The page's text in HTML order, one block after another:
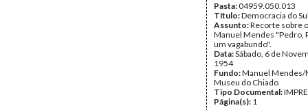
Pasta:04959.050.013
Título:Democracia do
Assunto:Recorte sobre
Manuel Mendes "Pedro,
um vagabundo".
Data:Sábado, 6 de
1954
Fundo:Manuel Mendes/
Museu do Chiado
Tipo Documental:
Página(s): 1